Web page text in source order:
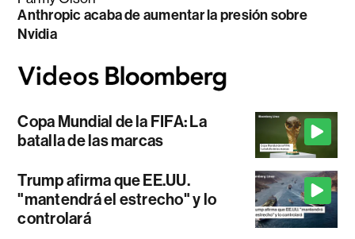
Anthropic acaba de aumentar la presión sobre
Nvidia
Copa Mundial de la FIFA: La
batalla de las marcas
Trump afirma que EE.UU.
"mantendrá el estrecho" y lo
controlará